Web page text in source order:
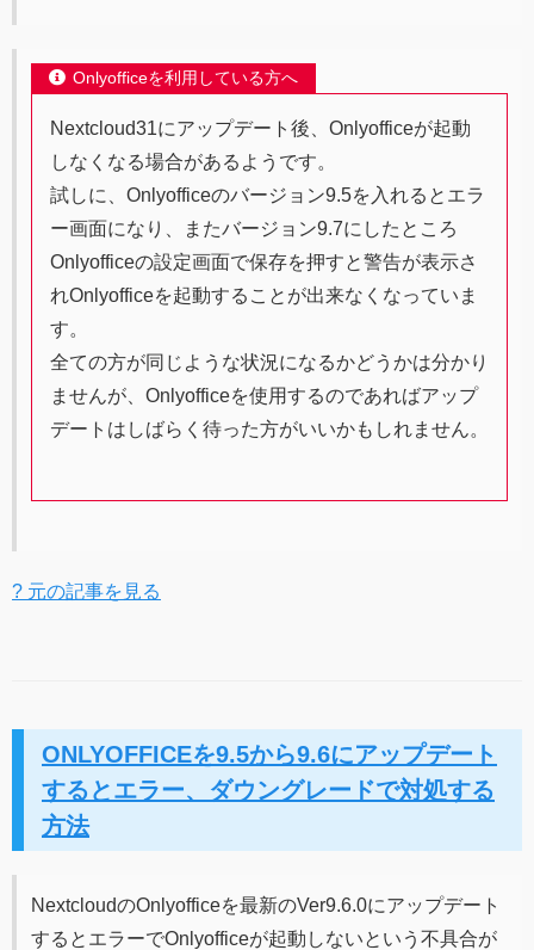
Onlyofficeを利用している方へ
Nextcloud31にアップデート後、Onlyofficeが起動
しなくなる場合があるようです。
試しに、Onlyofficeのバージョン9.5を入れるとエラ
ー画面になり、またバージョン9.7にしたところ
Onlyofficeの設定画面で保存を押すと警告が表示さ
れOnlyofficeを起動することが出来なくなっていま
す。
全ての方が同じような状況になるかどうかは分かり
ませんが、Onlyofficeを使用するのであればアップ
デートはしばらく待った方がいいかもしれません。
? 元の記事を見る
ONLYOFFICEを9.5から9.6にアップデート
するとエラー、ダウングレードで対処する
方法
NextcloudのOnlyofficeを最新のVer9.6.0にアップデート
するとエラーでOnlyofficeが起動しないという不具合が